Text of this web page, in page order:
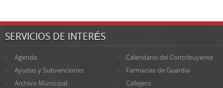
SERVICIOS DE INTERÉS
Agenda
Calendario del Contribuyente
Ayudas y Subvenciones
Farmacias de Guardia
Archivo Municipal
Callejero